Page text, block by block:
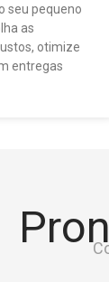
seu pequeno
as
otimize
entregas